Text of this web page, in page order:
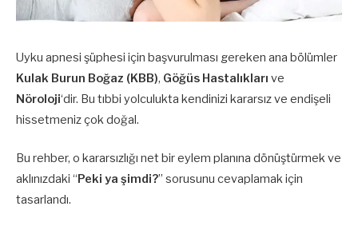
Uyku apnesi şüphesi için başvurulması gereken ana bölümler
Kulak Burun Boğaz (KBB), Göğüs Hastalıkları ve
Nöroloji‘dir. Bu tıbbi yolculukta kendinizi kararsız ve endişeli
hissetmeniz çok doğal.
Bu rehber, o kararsızlığı net bir eylem planına dönüştürmek ve
aklınızdaki “Peki ya şimdi?” sorusunu cevaplamak için
tasarlandı.